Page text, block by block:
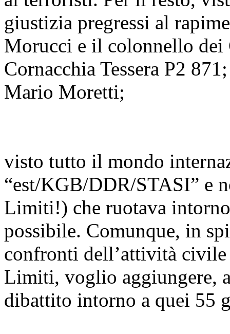
giustizia pregressi al
Morucci e il colonnello dei
Cornacchia Tessera P2
Mario Moretti;
visto tutto il mondo
“est/KGB/DDR/STASI” e
Limiti!) che ruotava
possibile. Comunque, in
confronti dell’attività civile
Limiti, voglio aggiungere,
dibattito intorno a quei 55